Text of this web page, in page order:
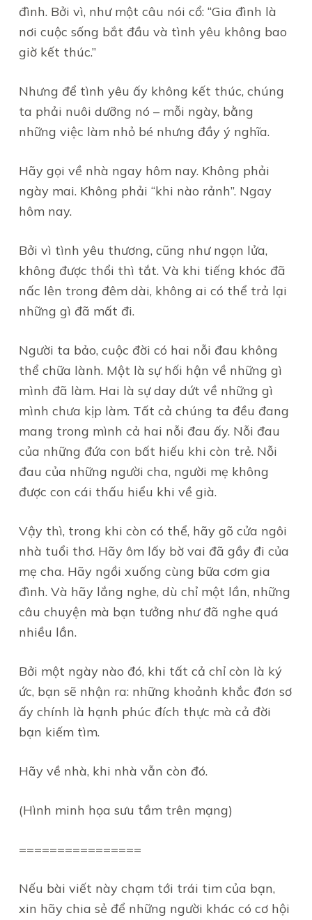
đình. Bởi vì, như một câu nói cổ: “Gia đình là
nơi cuộc sống bắt đầu và tình yêu không bao
giờ kết thúc.”
Nhưng để tình yêu ấy không kết thúc, chúng
ta phải nuôi dưỡng nó – mỗi ngày, bằng
những việc làm nhỏ bé nhưng đầy ý nghĩa.
Hãy gọi về nhà ngay hôm nay. Không phải
ngày mai. Không phải “khi nào rảnh”. Ngay
hôm nay.
Bởi vì tình yêu thương, cũng như ngọn lửa,
không được thổi thì tắt. Và khi tiếng khóc đã
nấc lên trong đêm dài, không ai có thể trả lại
những gì đã mất đi.
Người ta bảo, cuộc đời có hai nỗi đau không
thể chữa lành. Một là sự hối hận về những gì
mình đã làm. Hai là sự day dứt về những gì
mình chưa kịp làm. Tất cả chúng ta đều đang
mang trong mình cả hai nỗi đau ấy. Nỗi đau
của những đứa con bất hiếu khi còn trẻ. Nỗi
đau của những người cha, người mẹ không
được con cái thấu hiểu khi về già.
Vậy thì, trong khi còn có thể, hãy gõ cửa ngôi
nhà tuổi thơ. Hãy ôm lấy bờ vai đã gầy đi của
mẹ cha. Hãy ngồi xuống cùng bữa cơm gia
đình. Và hãy lắng nghe, dù chỉ một lần, những
câu chuyện mà bạn tưởng như đã nghe quá
nhiều lần.
Bởi một ngày nào đó, khi tất cả chỉ còn là ký
ức, bạn sẽ nhận ra: những khoảnh khắc đơn sơ
ấy chính là hạnh phúc đích thực mà cả đời
bạn kiếm tìm.
Hãy về nhà, khi nhà vẫn còn đó.
(Hình minh họa sưu tầm trên mạng)
================
Nếu bài viết này chạm tới trái tim của bạn,
xin hãy chia sẻ để những người khác có cơ hội